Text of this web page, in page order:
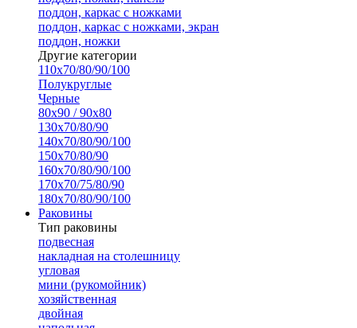
поддон, каркас с ножками
поддон, каркас с ножками, экран
поддон, ножки
Другие категории
110х70/80/90/100
Полукруглые
Черные
80х90 / 90х80
130х70/80/90
140х70/80/90/100
150х70/80/90
160х70/80/90/100
170х70/75/80/90
180х70/80/90/100
Раковины
Тип раковины
подвесная
накладная на столешницу
угловая
мини (рукомойник)
хозяйственная
двойная